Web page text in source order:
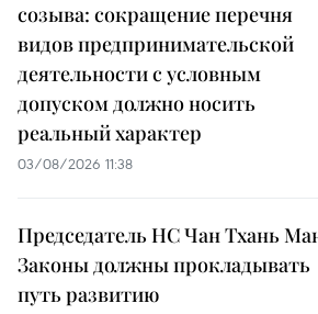
созыва: сокращение перечня
видов предпринимательской
деятельности с условным
допуском должно носить
реальный характер
03/08/2026 11:38
Председатель НС Чан Тхань
Законы должны прокладывать
путь развитию